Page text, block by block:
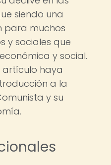
siendo una
para muchos
y sociales que
y social.
artículo haya
a la
y su